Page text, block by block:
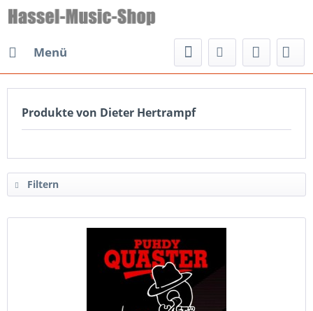
Menü
Produkte von Dieter Hertrampf
Filtern